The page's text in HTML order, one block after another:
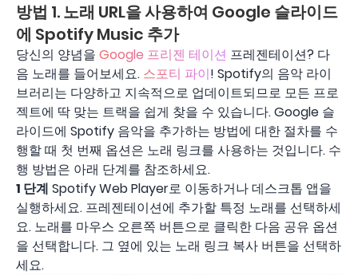
방법 1. 노래 URL을 사용하여 Google 슬라이드
에 Spotify Music 추가
당신의 양념을 Google 프리젠 테이션 프레젠테이션? 다
음 노래를 들어보세요. 스포티 파이! Spotify의 음악 라이
브러리는 다양하고 지속적으로 업데이트되므로 모든 프로
젝트에 딱 맞는 트랙을 쉽게 찾을 수 있습니다. Google 슬
라이드에 Spotify 음악을 추가하는 방법에 대한 절차를 수
행할 때 첫 번째 옵션은 노래 링크를 사용하는 것입니다. 수
행 방법은 아래 단계를 참조하세요.
1 단계 Spotify Web Player로 이동하거나 데스크톱 앱을
실행하세요. 프레젠테이션에 추가할 특정 노래를 선택하세
요. 노래를 마우스 오른쪽 버튼으로 클릭한 다음 공유 옵션
을 선택합니다. 그 옆에 있는 노래 링크 복사 버튼을 선택하
세요.